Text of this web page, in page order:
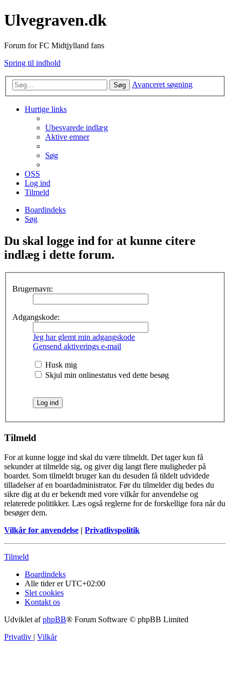
Ulvegraven.dk
Forum for FC Midtjylland fans
Spring til indhold
Søg Avanceret søgning
Hurtige links
Ubesvarede indlæg
Aktive emner
Søg
OSS
Log ind
Tilmeld
Boardindeks
Søg
Du skal logge ind for at kunne citere
indlæg i dette forum.
Brugernavn:
Adgangskode:
Jeg har glemt min adgangskode
Gensend aktiverings e-mail
Husk mig
Skjul min onlinestatus ved dette besøg
Tilmeld
For at kunne logge ind skal du være tilmeldt. Det tager kun få
sekunder at tilmelde sig, og giver dig langt flere muligheder på
boardet. Som tilmeldt bruger kan du desuden få tildelt udvidede
tilladelser af en boardadministrator. Før du tilmelder dig bedes du
sikre dig at du er bekendt med vore vilkår for anvendelse og
relaterede politikker. Læs også reglerne for de forskellige fora når du
besøger dem.
Vilkår for anvendelse | Privatlivspolitik
Tilmeld
Boardindeks
Alle tider erUTC+02:00
Slet cookies
Kontakt os
Udviklet afphpBB® Forum Software © phpBB Limited
Privatliv | Vilkår